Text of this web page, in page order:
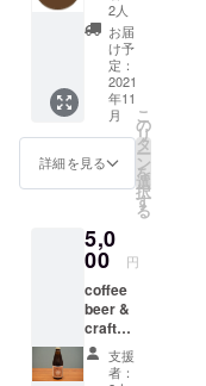
ター1
枚 オ
リジナ
ルTシャ
ツ1枚
（Mサ
イズ）
オリジ
ナル栓
抜き1点
Tシャツ
◆サイ
ズ（M
サイ
ズ） 身
丈
69cm
・身幅
52cm・
2人
お届
け予
定：
2021
年11
月
詳細を見る
こ
の
リ
タ
ー
ン
を
選
択
す
る
5,0
00 円
coffee
beer &
craftbe
er BAR
CARLO
支援
者：